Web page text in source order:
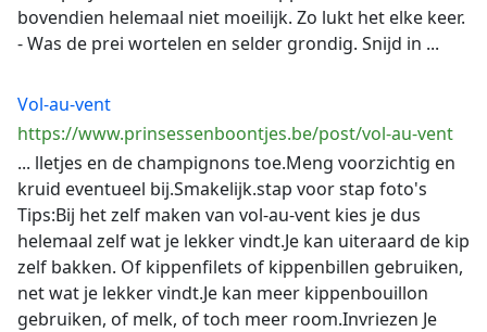
bovendien helemaal niet moeilijk. Zo lukt het elke keer.
- Was de prei wortelen en selder grondig. Snijd in ...
Vol-au-vent
https://www.prinsessenboontjes.be/post/vol-au-vent
... lletjes en de champignons toe.Meng voorzichtig en
kruid eventueel bij.Smakelijk.stap voor stap foto's
Tips:Bij het zelf maken van vol-au-vent kies je dus
helemaal zelf wat je lekker vindt.Je kan uiteraard de kip
zelf bakken. Of kippenfilets of kippenbillen gebruiken,
net wat je lekker vindt.Je kan meer kippenbouillon
gebruiken, of melk, of toch meer room.Invriezen Je